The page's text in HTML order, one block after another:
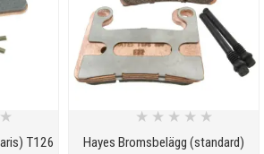
T126
★
Hayes Bromsbelägg (standard)
★ ★ ★ ★ ★